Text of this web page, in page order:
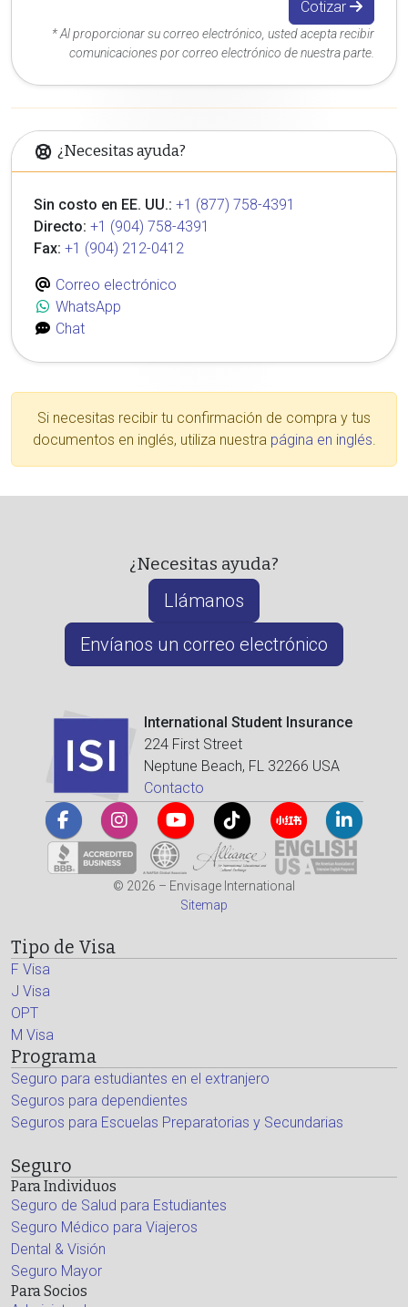
Cotizar
* Al proporcionar su correo electrónico, usted acepta recibir
comunicaciones por correo electrónico de nuestra parte.
¿Necesitas ayuda?
Sin costo en EE. UU.: +1 (877) 758-4391
Directo: +1 (904) 758-4391
Fax: +1 (904) 212-0412
Correo electrónico
WhatsApp
Chat
Si necesitas recibir tu confirmación de compra y tus
documentos en inglés, utiliza nuestra página en inglés.
¿Necesitas ayuda?
Llámanos
Envíanos un correo electrónico
International Student Insurance
224 First Street
Neptune Beach, FL 32266 USA
Contacto
© 2026 – Envisage International
Sitemap
Tipo de Visa
F Visa
J Visa
OPT
M Visa
Programa
Seguro para estudiantes en el extranjero
Seguros para dependientes
Seguros para Escuelas Preparatorias y Secundarias
Seguro
Para Individuos
Seguro de Salud para Estudiantes
Seguro Médico para Viajeros
Dental & Visión
Seguro Mayor
Para Socios